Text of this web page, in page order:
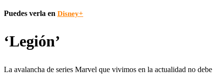
Puedes verla en Disney+
‘Legión’
La avalancha de series Marvel que vivimos en la actualidad no debe